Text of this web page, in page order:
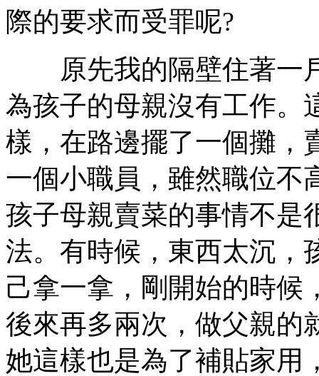
際的要求而受罪呢?
原先我的隔壁住著一
為孩子的母親沒有工作。
樣，在路邊擺了一個攤，
一個小職員，雖然職位不
孩子母親賣菜的事情不是
法。有時候，東西太沉，
己拿一拿，剛開始的時候
後來再多兩次，做父親的
她這樣也是為了補貼家用